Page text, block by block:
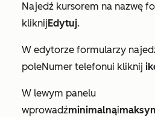
Najedź kursorem na nazwę
kliknij Edytuj.
W edytorze formularzy
poleNumer telefonui kliknij
W lewym panelu
wprowadźminimalnąi